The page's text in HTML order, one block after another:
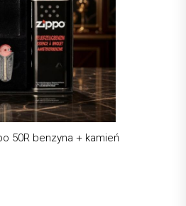
50R benzyna + kamień